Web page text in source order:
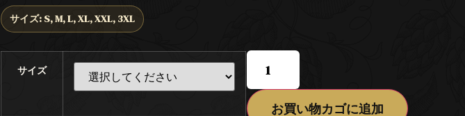
サイズ: S, M, L, XL, XXL, 3XL
サイズ
お買い物カゴに追加